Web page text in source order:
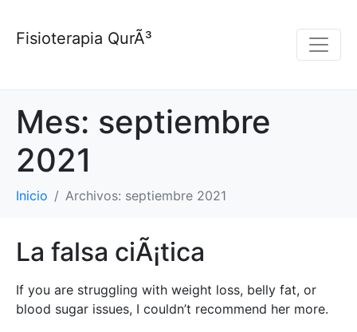
Fisioterapia QurÃ³
Mes: septiembre
2021
Inicio Archivos: septiembre 2021
La falsa ciÃ¡tica
If you are struggling with weight loss, belly fat, or
blood sugar issues, I couldn’t recommend her more.